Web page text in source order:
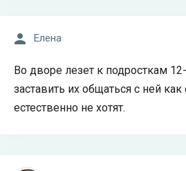
Елена
Во дворе лезет к подросткам
заставить их общаться с ней
естественно не хотят.